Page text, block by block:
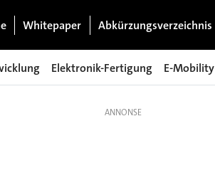
Whitepaper Abkürzungsverzeichnis
Elektronik-Fertigung E-Mobility